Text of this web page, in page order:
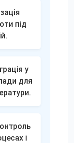
під
у
для
і